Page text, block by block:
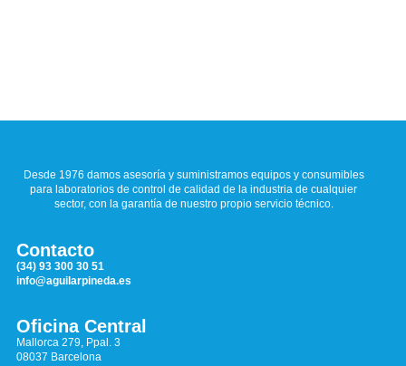
Desde 1976 damos asesoría y suministramos equipos y consumibles
para laboratorios de control de calidad de la industria de cualquier
sector, con la garantía de nuestro propio servicio técnico.
Contacto
(34) 93 300 30 51
info@aguilarpineda.es
Oficina Central
Mallorca 279, Ppal. 3
08037 Barcelona